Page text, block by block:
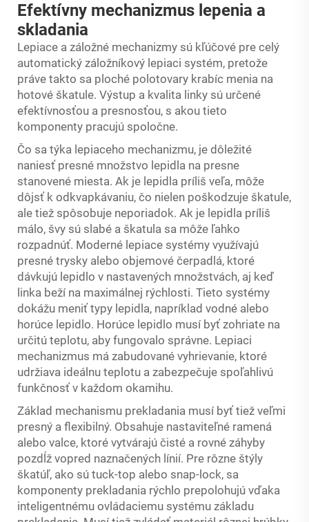
Efektívny mechanizmus lepenia a
skladania
Lepiace a záložné mechanizmy sú kľúčové pre celý
automatický záložníkový lepiaci systém, pretože
práve takto sa ploché polotovary krabíc menia na
hotové škatule. Výstup a kvalita linky sú určené
efektívnosťou a presnosťou, s akou tieto
komponenty pracujú spoločne.
Čo sa týka lepiaceho mechanizmu, je dôležité
naniesť presné množstvo lepidla na presne
stanovené miesta. Ak je lepidla príliš veľa, môže
dôjsť k odkvapkávaniu, čo nielen poškodzuje škatule,
ale tiež spôsobuje neporiadok. Ak je lepidla príliš
málo, švy sú slabé a škatula sa môže ľahko
rozpadnúť. Moderné lepiace systémy využívajú
presné trysky alebo objemové čerpadlá, ktoré
dávkujú lepidlo v nastavených množstvách, aj keď
linka beží na maximálnej rýchlosti. Tieto systémy
dokážu meniť typy lepidla, napríklad vodné alebo
horúce lepidlo. Horúce lepidlo musí byť zohriate na
určitú teplotu, aby fungovalo správne. Lepiaci
mechanizmus má zabudované vyhrievanie, ktoré
udržiava ideálnu teplotu a zabezpečuje spoľahlivú
funkčnosť v každom okamihu.
Základ mechanismu prekladania musí byť tiež veľmi
presný a flexibilný. Obsahuje nastaviteľné ramená
alebo valce, ktoré vytvárajú čisté a rovné záhyby
pozdĺž vopred naznačených línií. Pre rôzne štýly
škatúľ, ako sú tuck-top alebo snap-lock, sa
komponenty prekladania rýchlo prepolohujú vďaka
inteligentnému ovládaciemu systému základu